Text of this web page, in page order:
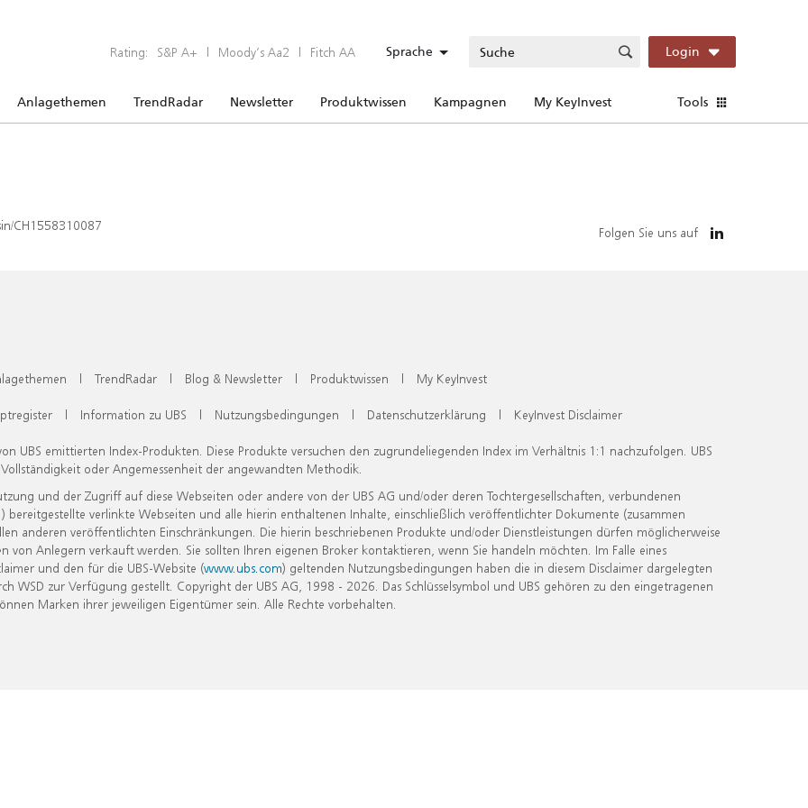
Rating: S&P A+ | Moody’s Aa2 | Fitch AA Sprache Login
Anlagethemen TrendRadar Newsletter Produktwissen Kampagnen My KeyInvest Tools
CH1558310087 Folgen Sie uns auf
| TrendRadar | Blog & Newsletter | Produktwissen | My KeyInvest
| Information zu UBS | Nutzungsbedingungen | Datenschutzerklärung | KeyInvest Disclaimer
UBS emittierten Index-Produkten. Diese Produkte versuchen den zugrundeliegenden Index im Verhältnis 1:1 nachzufolgen. UBS
oder Angemessenheit der angewandten Methodik.
und der Zugriff auf diese Webseiten oder andere von der UBS AG und/oder deren Tochtergesellschaften, verbundenen
verlinkte Webseiten und alle hierin enthaltenen Inhalte, einschließlich veröffentlichter Dokumente (zusammen
anderen veröffentlichten Einschränkungen. Die hierin beschriebenen Produkte und/oder Dienstleistungen dürfen möglicherweise
Anlegern verkauft werden. Sie sollten Ihren eigenen Broker kontaktieren, wenn Sie handeln möchten. Im Falle eines
und den für die UBS-Website (www.ubs.com) geltenden Nutzungsbedingungen haben die in diesem Disclaimer dargelegten
zur Verfügung gestellt. Copyright der UBS AG, 1998 - 2026. Das Schlüsselsymbol und UBS gehören zu den eingetragenen
Marken ihrer jeweiligen Eigentümer sein. Alle Rechte vorbehalten.